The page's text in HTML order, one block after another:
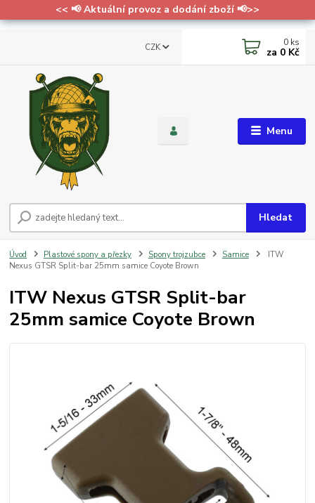
<< 📢 Aktuální provoz a dodání zboží 📢>>
Menu
CZK
Hledat
0 ks
za 0 Kč
Úvod Plastové spony a přezky Spony trojzubce Samice
ITW
Nexus GTSR Split-bar 25mm samice Coyote Brown
ITW Nexus GTSR Split-bar
25mm samice Coyote Brown